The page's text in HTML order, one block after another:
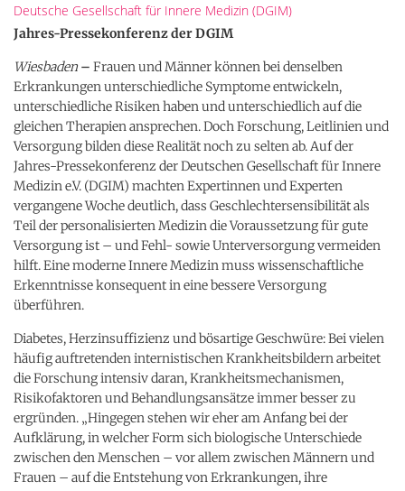
Deutsche Gesellschaft für Innere Medizin (DGIM)
Jahres-Pressekonferenz der DGIM
Wiesbaden– Frauen und Männer können bei denselben
Erkrankungen unterschiedliche Symptome entwickeln,
unterschiedliche Risiken haben und unterschiedlich auf die
gleichen Therapien ansprechen. Doch Forschung, Leitlinien und
Versorgung bilden diese Realität noch zu selten ab. Auf der
Jahres-Pressekonferenz der Deutschen Gesellschaft für Innere
Medizin e.V. (DGIM) machten Expertinnen und Experten
vergangene Woche deutlich, dass Geschlechtersensibilität als
Teil der personalisierten Medizin die Voraussetzung für gute
Versorgung ist – und Fehl- sowie Unterversorgung vermeiden
hilft. Eine moderne Innere Medizin muss wissenschaftliche
Erkenntnisse konsequent in eine bessere Versorgung
überführen.
Diabetes, Herzinsuffizienz und bösartige Geschwüre: Bei vielen
häufig auftretenden internistischen Krankheitsbildern arbeitet
die Forschung intensiv daran, Krankheitsmechanismen,
Risikofaktoren und Behandlungsansätze immer besser zu
ergründen. „Hingegen stehen wir eher am Anfang bei der
Aufklärung, in welcher Form sich biologische Unterschiede
zwischen den Menschen – vor allem zwischen Männern und
Frauen – auf die Entstehung von Erkrankungen, ihre